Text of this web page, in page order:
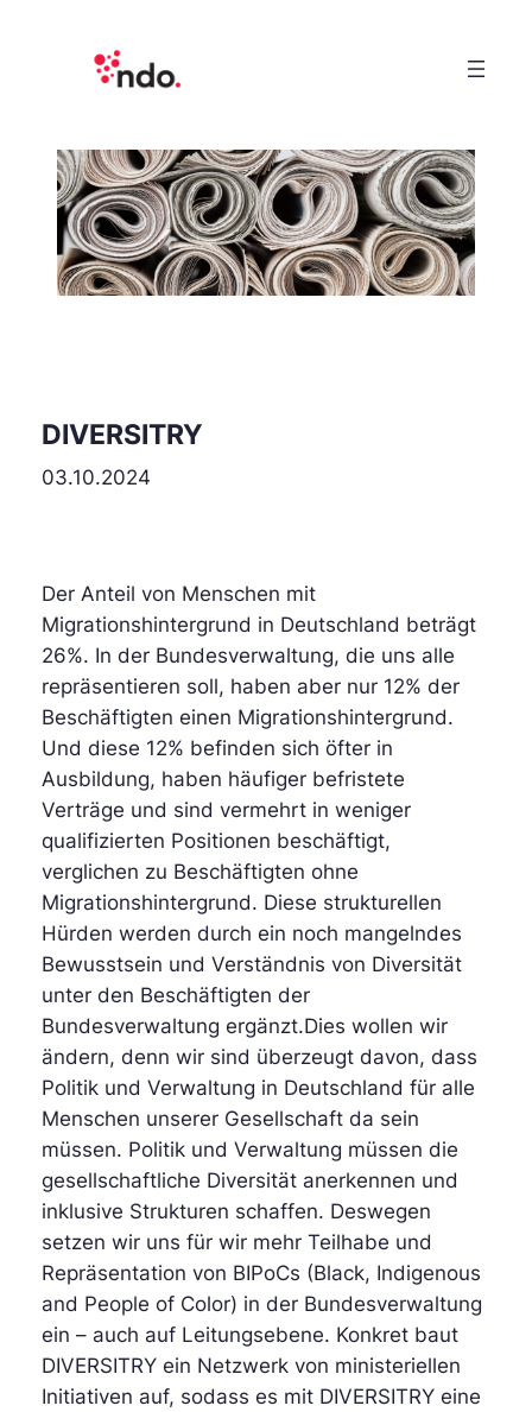
DIVERSITRY
03.10.2024
Der Anteil von Menschen mit
Migrationshintergrund in Deutschland beträgt
26%. In der Bundesverwaltung, die uns alle
repräsentieren soll, haben aber nur 12% der
Beschäftigten einen Migrationshintergrund.
Und diese 12% befinden sich öfter in
Ausbildung, haben häufiger befristete
Verträge und sind vermehrt in weniger
qualifizierten Positionen beschäftigt,
verglichen zu Beschäftigten ohne
Migrationshintergrund. Diese strukturellen
Hürden werden durch ein noch mangelndes
Bewusstsein und Verständnis von Diversität
unter den Beschäftigten der
Bundesverwaltung ergänzt.Dies wollen wir
ändern, denn wir sind überzeugt davon, dass
Politik und Verwaltung in Deutschland für alle
Menschen unserer Gesellschaft da sein
müssen. Politik und Verwaltung müssen die
gesellschaftliche Diversität anerkennen und
inklusive Strukturen schaffen. Deswegen
setzen wir uns für wir mehr Teilhabe und
Repräsentation von BIPoCs (Black, Indigenous
and People of Color) in der Bundesverwaltung
ein – auch auf Leitungsebene. Konkret baut
DIVERSITRY ein Netzwerk von ministeriellen
Initiativen auf, sodass es mit DIVERSITRY eine